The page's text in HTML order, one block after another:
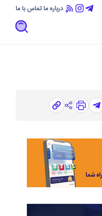
درباره ماتماس با ما